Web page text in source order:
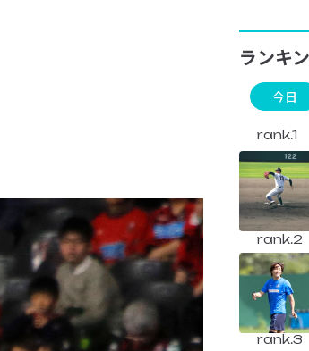
ランキ
今日
rank.1
rank.2
rank.3